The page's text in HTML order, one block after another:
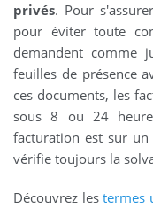
privés. Pour
pour éviter toute
demandent comme
feuilles de présence
ces documents, les
sous 8 ou 24
facturation est sur
vérifie toujours la
Découvrez lestermes